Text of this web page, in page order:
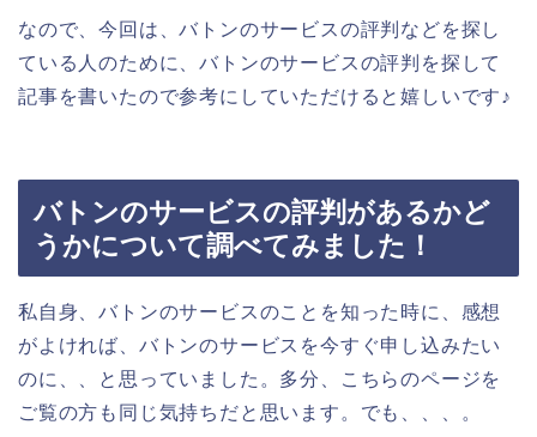
なので、今回は、バトンのサービスの評判などを探し
ている人のために、バトンのサービスの評判を探して
記事を書いたので参考にしていただけると嬉しいです♪
バトンのサービスの評判があるかど
うかについて調べてみました！
私自身、バトンのサービスのことを知った時に、感想
がよければ、バトンのサービスを今すぐ申し込みたい
のに、、と思っていました。多分、こちらのページを
ご覧の方も同じ気持ちだと思います。でも、、、。